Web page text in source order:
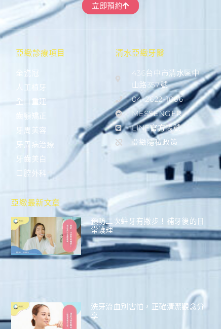
立即預約
亞緻診療項目
全瓷冠
人工植牙
全口重建
齒顎矯正
牙周美容
牙周病治療
牙齒美白
口腔外科
清水亞緻牙醫
436台中市清水區中
山路357號
04-2622-1066
MESSENGER
LINE官方帳號
亞緻隱私政策
亞緻最新文章
預防二次蛀牙有撇步！補牙後的日
常護理
洗牙流血別害怕，正確清潔觀念分
享